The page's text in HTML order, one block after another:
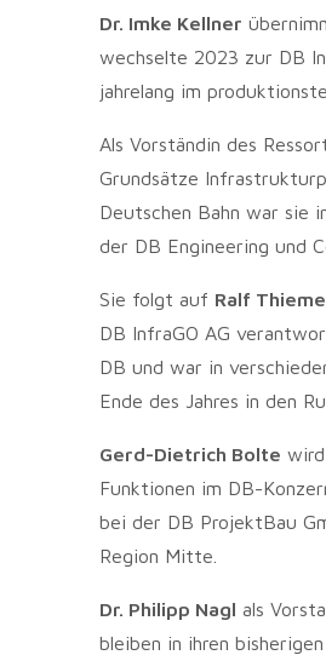
Dr. Imke Kellner
wechselte 2023 zur DB
jahrelang im
Als Vorständin des
Grundsätze
Deutschen Bahn war sie
der DB Engineering und
Sie folgt auf Ralf Thieme
DB InfraGO AG
DB und war in
Ende des Jahres in den
Gerd-Dietrich Bolte
Funktionen im DB-
bei der DB ProjektBau
Region Mitte.
Dr. Philipp Nagl als
bleiben in ihren